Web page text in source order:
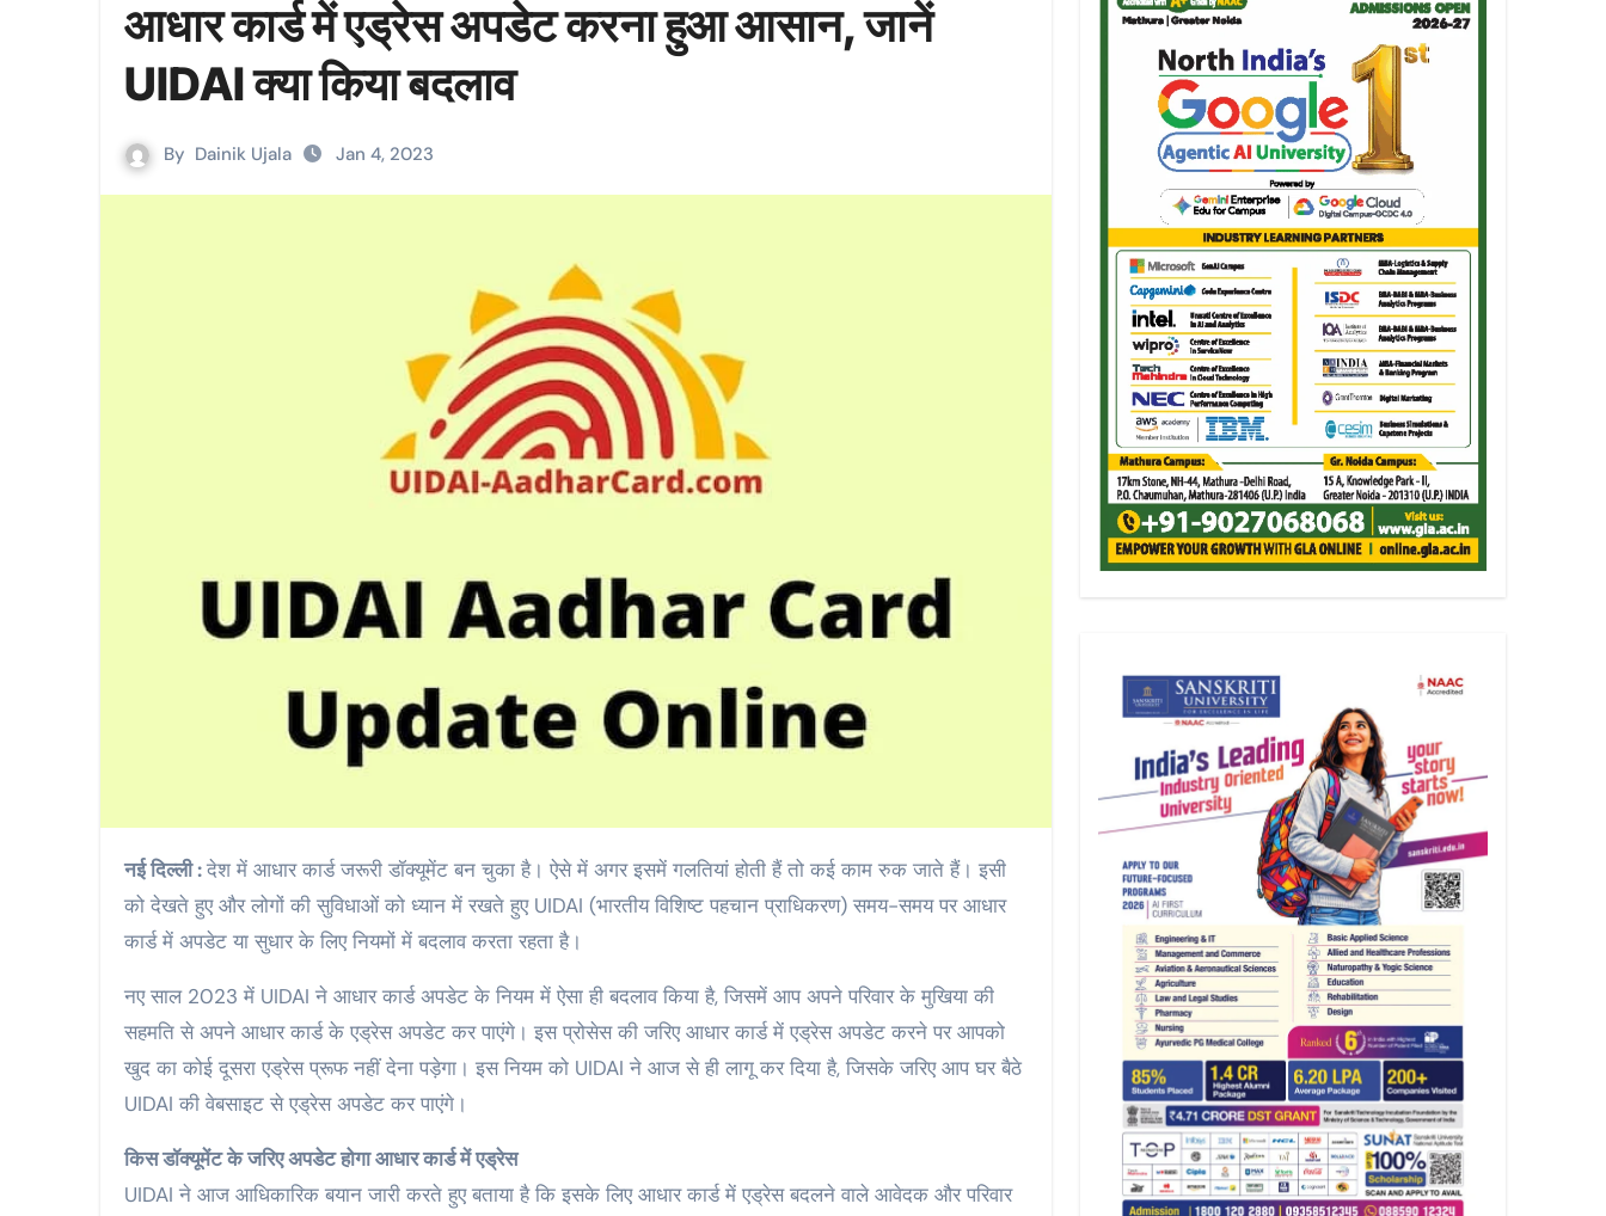
आधार कार्ड में एड्रेस अपडेट करना हुआ आसान, जानें
UIDAI क्या किया बदलाव
By Dainik Ujala Jan 4, 2023
नई दिल्ली :देश में आधार कार्ड जरूरी डॉक्यूमेंट बन चुका है। ऐसे में अगर इसमें गलतियां होती हैं तो कई काम रुक जाते हैं। इसी
को देखते हुए और लोगों की सुविधाओं को ध्यान में रखते हुए UIDAI (भारतीय विशिष्ट पहचान प्राधिकरण) समय-समय पर आधार
कार्ड में अपडेट या सुधार के लिए नियमों में बदलाव करता रहता है।
नए साल 2023 में UIDAI ने आधार कार्ड अपडेट के नियम में ऐसा ही बदलाव किया है, जिसमें आप अपने परिवार के मुखिया की
सहमति से अपने आधार कार्ड के एड्रेस अपडेट कर पाएंगे। इस प्रोसेस की जरिए आधार कार्ड में एड्रेस अपडेट करने पर आपको
खुद का कोई दूसरा एड्रेस प्रूफ नहीं देना पड़ेगा। इस नियम को UIDAI ने आज से ही लागू कर दिया है, जिसके जरिए आप घर बैठे
UIDAI की वेबसाइट से एड्रेस अपडेट कर पाएंगे।
किस डॉक्यूमेंट के जरिए अपडेट होगा आधार कार्ड में एड्रेस
UIDAI ने आज आधिकारिक बयान जारी करते हुए बताया है कि इसके लिए आधार कार्ड में एड्रेस बदलने वाले आवेदक और परिवार